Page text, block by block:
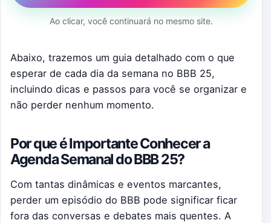
Ao clicar, você continuará no mesmo site.
Abaixo, trazemos um guia detalhado com o que
esperar de cada dia da semana no BBB 25,
incluindo dicas e passos para você se organizar e
não perder nenhum momento.
Por que é Importante Conhecer a
Agenda Semanal do BBB 25?
Com tantas dinâmicas e eventos marcantes,
perder um episódio do BBB pode significar ficar
fora das conversas e debates mais quentes. A